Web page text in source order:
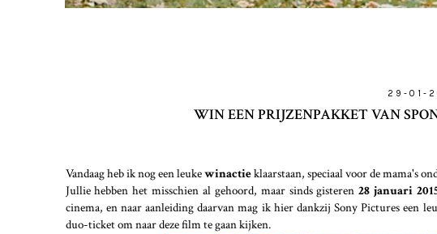
29-01-
WIN EEN PRIJZENPAKKET VAN
Vandaag heb ik nog een leukewinactieklaarstaan, speciaal voor de mama's
Jullie hebben het misschien al gehoord, maar sinds gisteren28 januari
cinema, en naar aanleiding daarvan mag ik hier dankzij Sony Pictures een
duo-ticket om naar deze film te gaan kijken.